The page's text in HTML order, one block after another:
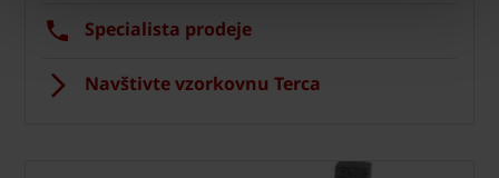
Specialista prodeje
Navštivte vzorkovnu Terca